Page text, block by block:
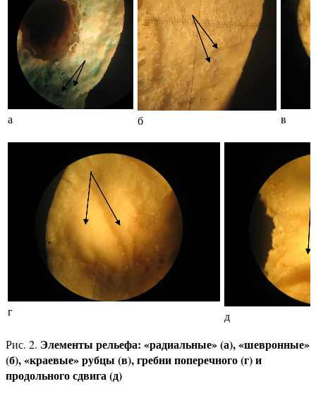
а б в
г
д
Рис. 2. Элементы рельефа: «радиальные» (а), «шевронные»
(б), «краевые» рубцы (в), гребни поперечного (г) и
продольного сдвига (д)